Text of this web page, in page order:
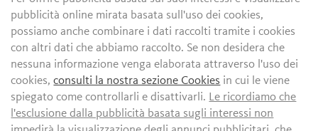
pubblicità online mirata basata sull'uso dei cookies,
possiamo anche combinare i dati raccolti tramite i cookies
con altri dati che abbiamo raccolto. Se non desidera che
nessuna informazione venga elaborata attraverso l'uso dei
cookies,consulti la nostra sezione Cookies in cui le viene
spiegato come controllarli e disattivarli. Le ricordiamo che
l'esclusione dalla pubblicità basata sugli interessi non